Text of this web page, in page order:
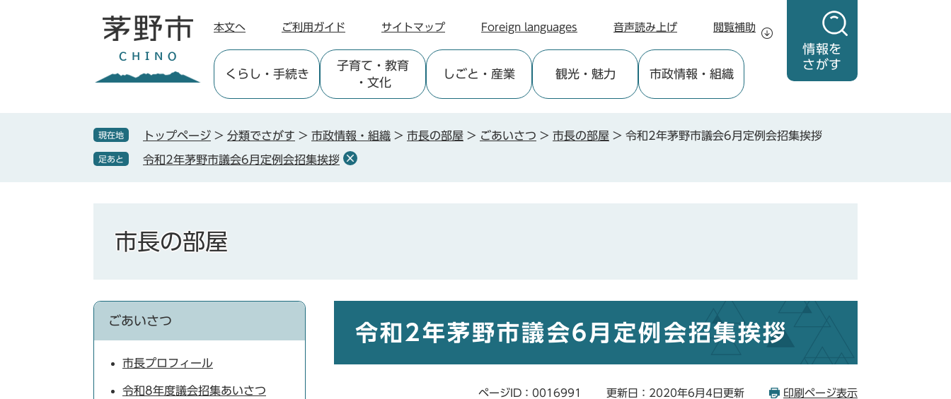
情報を
さがす
本文へ ご利用ガイド サイトマップ Foreign languages 音声読み上げ 閲覧補助
くらし ・手続き
子育て ・教育
・文化
しごと ・産業 観光・魅力 市政情報 ・組織
現在地 トップページ > 分類でさがす > 市政情報・組織 > 市長の部屋 > ごあいさつ > 市長の部屋 > 令和2年茅野市議会6月定例会招集挨拶
足あと 令和2年茅野市議会6月定例会招集挨拶
市長の部屋
令和2年茅野市議会6月定例会招集挨拶
ページID：0016991 更新日：2020年6月4日更新 印刷ページ表示
ごあいさつ
市長プロフィール
令和8年度議会招集あいさつ